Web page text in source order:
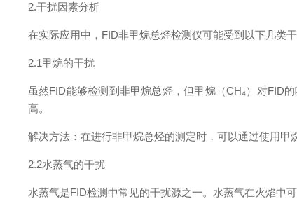
2.干扰因素分析
在实际应用中，FID非甲烷总烃检测仪可能受到以下几类
2.1甲烷的干扰
虽然FID能够检测到非甲烷总烃，但甲烷（CH₄）对FID
高。
解决方法：在进行非甲烷总烃的测定时，可以通过使用
2.2水蒸气的干扰
水蒸气是FID检测中常见的干扰源之一。水蒸气在火焰中